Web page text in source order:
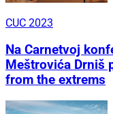
CUC 2023
Na Carnetvoj
Meštrovića Drniš
from the extrems